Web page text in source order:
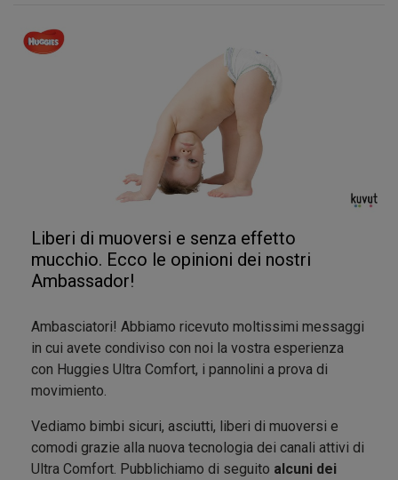
e, alcune di voi, anche attraverso iblog:)
Il team diHuggies e noi Kuvut vi ringraziamo per
aver partecipato
noi una comunitá sempre piú grande di consumatori
curiosi, attivi ed informati. Le vostre foto, post e
Liberi di muoversi e senza effetto
mucchio. Ecco le opinioni dei nostri
Ambassador!
Ambasciatori! Abbiamo ricevuto moltissimi messaggi
in cui avete condiviso con noi la vostra esperienza
con Huggies Ultra Comfort, i pannolini a prova di
movimiento.
Vediamo bimbi sicuri, asciutti, liberi di muoversi e
comodi grazie alla nuova tecnologia dei canali attivi di
Ultra Comfort. Pubblichiamo di seguito alcuni dei